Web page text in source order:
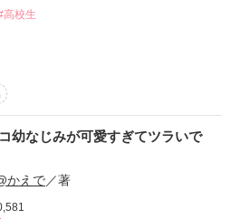
いと）
狙われまくり！
い】であると自覚していく――
も掲載しています。
品を読む
高校生
顔も知らない別の誰かにとって
ように。
ったのと同じように。
幼なじみが可愛すぎてツラいで
かえで／著